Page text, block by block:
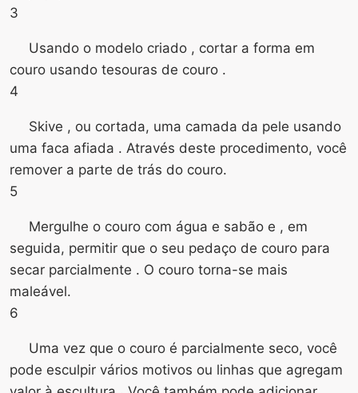
3
Usando o modelo criado , cortar a forma em
couro usando tesouras de couro .
4
Skive , ou cortada, uma camada da pele usando
uma faca afiada . Através deste procedimento, você
remover a parte de trás do couro.
5
Mergulhe o couro com água e sabão e , em
seguida, permitir que o seu pedaço de couro para
secar parcialmente . O couro torna-se mais
maleável.
6
Uma vez que o couro é parcialmente seco, você
pode esculpir vários motivos ou linhas que agregam